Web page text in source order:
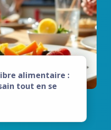
alimentaire :
tout en se